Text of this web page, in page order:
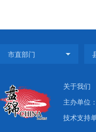
关于我们
主办单位
技术支持